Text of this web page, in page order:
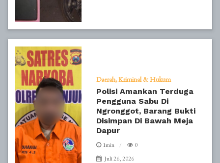
Daerah Kriminal & Hukum
Polisi Amankan Terduga
Pengguna Sabu Di
Ngronggot, Barang Bukti
Disimpan Di Bawah Meja
Dapur
1min
0
Juli 26, 2026